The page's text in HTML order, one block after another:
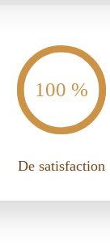
100 %
De satisfaction